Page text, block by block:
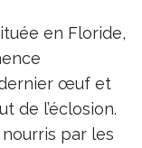
en Floride,
œuf et
de l’éclosion.
par les